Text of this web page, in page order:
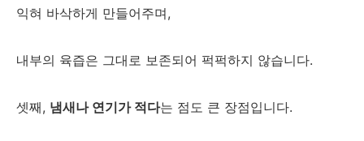
익혀 바삭하게 만들어주며,
내부의 육즙은 그대로 보존되어 퍽퍽하지 않습니다.
셋째, 냄새나 연기가 적다는 점도 큰 장점입니다.